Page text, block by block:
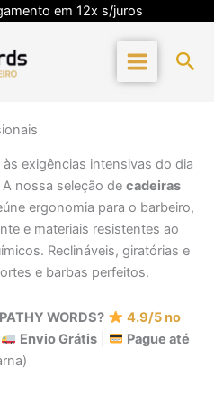
em 12x s/juros
exigências intensivas do dia
nossa seleção de cadeiras
ergonomia para o barbeiro,
e materiais resistentes ao
Reclináveis, giratórias e
e barbas perfeitos.
WORDS?
4.9/5 no
Envio Grátis|
Pague até